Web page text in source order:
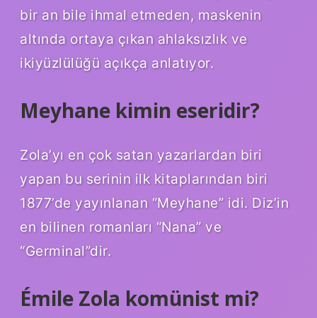
bir an bile ihmal etmeden, maskenin
altında ortaya çıkan ahlaksızlık ve
ikiyüzlülüğü açıkça anlatıyor.
Meyhane kimin eseridir?
Zola’yı en çok satan yazarlardan biri
yapan bu serinin ilk kitaplarından biri
1877’de yayınlanan “Meyhane” idi. Diz’in
en bilinen romanları “Nana” ve
“Germinal”dir.
Émile Zola komünist mi?